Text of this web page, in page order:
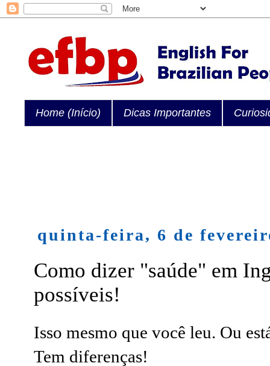
Home (Início) Dicas Importantes
quinta-feira, 6 de
Como dizer "saúde" em
possíveis!
Isso mesmo que você leu. Ou
Tem diferenças!